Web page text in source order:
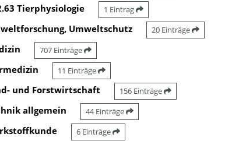
Tierphysiologie 1 Eintrag
Umweltschutz 20 Einträge
707 Einträge
11 Einträge
und Forstwirtschaft 156 Einträge
allgemein 44 Einträge
6 Einträge